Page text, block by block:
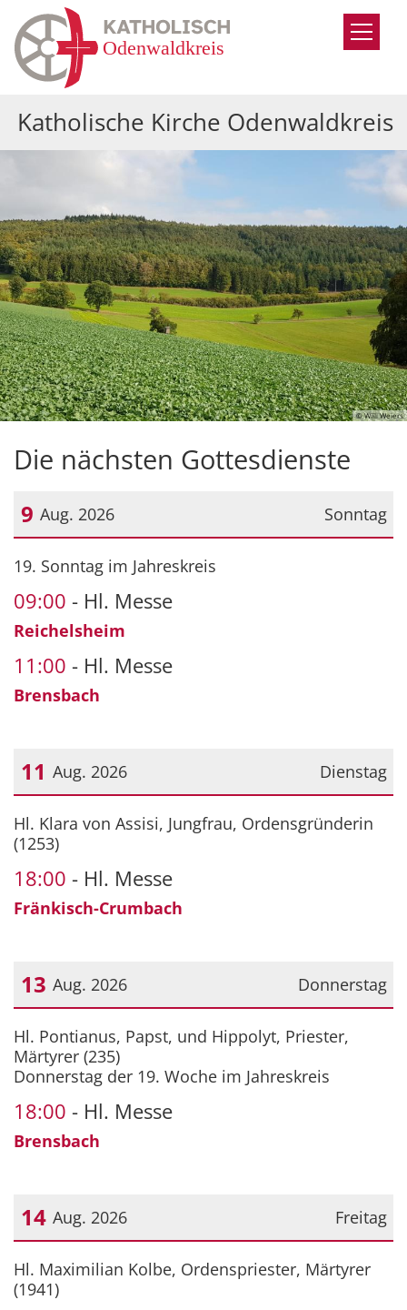
Zum Inhalt springen
Katholische Kirche Odenwaldkreis
© Willi Weiers
Die nächsten Gottesdienste
Sonntag
9 Aug. 2026
Datum: 9. August 2026
19. Sonntag im Jahreskreis
09:00 Hl. Messe
Reichelsheim
11:00 Hl. Messe
Brensbach
Dienstag
11 Aug. 2026
Datum: 11. August 2026
Hl. Klara von Assisi, Jungfrau, Ordensgründerin
(1253)
18:00 Hl. Messe
Fränkisch-Crumbach
Donnerstag
13 Aug. 2026
Datum: 13. August 2026
Hl. Pontianus, Papst, und Hippolyt, Priester,
Märtyrer (235)
Donnerstag der 19. Woche im Jahreskreis
18:00 Hl. Messe
Brensbach
Freitag
14 Aug. 2026
Datum: 14. August 2026
Hl. Maximilian Kolbe, Ordenspriester, Märtyrer
(1941)